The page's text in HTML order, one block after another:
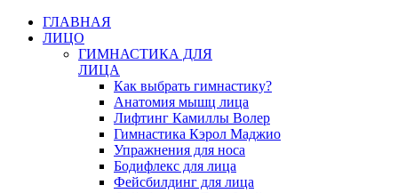
ГЛАВНАЯ
ЛИЦО
ГИМНАСТИКА ДЛЯ
ЛИЦА
Как выбрать гимнастику?
Анатомия мышц лица
Лифтинг Камиллы Волер
Гимнастика Кэрол Маджио
Упражнения для носа
Бодифлекс для лица
Фейсбилдинг для лица